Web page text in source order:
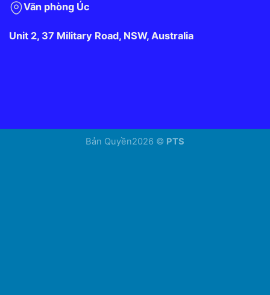
Văn phòng Úc
Unit 2, 37 Military Road, NSW, Australia
Bản Quyền2026 © PTS